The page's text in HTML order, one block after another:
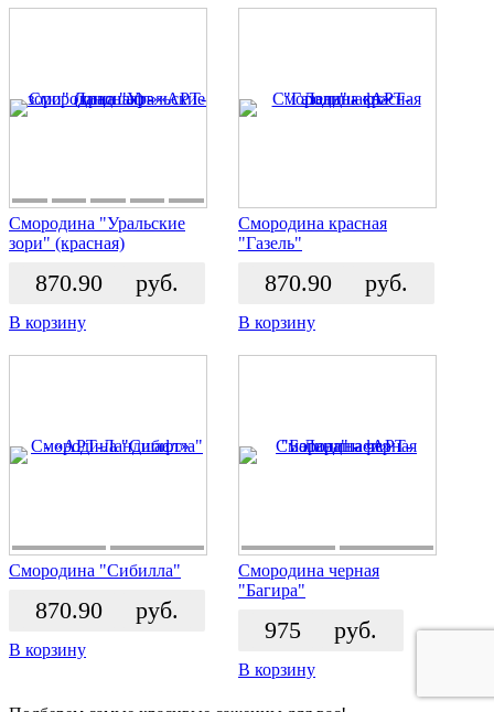
Смородина "Уральские
зори" (красная)
870.90 руб.
В корзину
Смородина красная
"Газель"
870.90 руб.
В корзину
Смородина "Сибилла"
870.90 руб.
В корзину
Смородина черная
"Багира"
975 руб.
В корзину